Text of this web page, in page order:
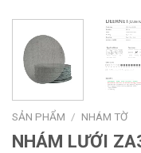
SẢN PHẨM / NHÁM TỜ
NHÁM LƯỚI